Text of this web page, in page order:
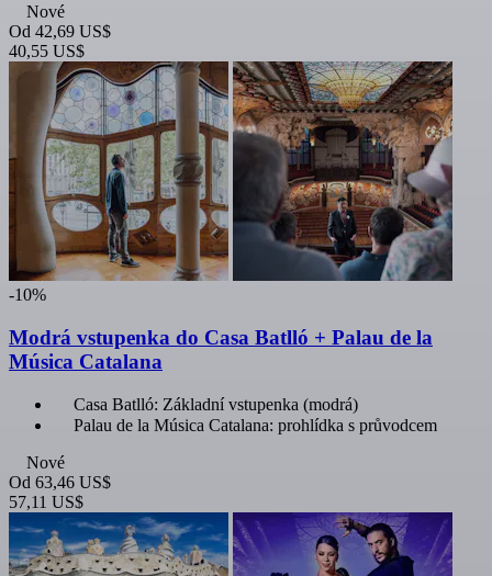
Nové
Od 42,69 US$
40,55 US$
-10%
Modrá vstupenka do Casa Batlló + Palau de la
Música Catalana
Casa Batlló: Základní vstupenka (modrá)
Palau de la Música Catalana: prohlídka s průvodcem
Nové
Od 63,46 US$
57,11 US$